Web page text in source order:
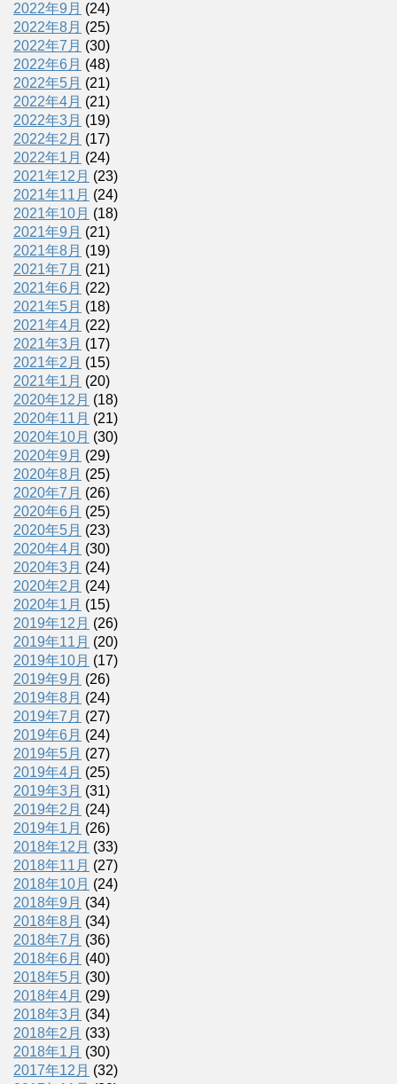
2022年9月 (24)
2022年8月 (25)
2022年7月 (30)
2022年6月 (48)
2022年5月 (21)
2022年4月 (21)
2022年3月 (19)
2022年2月 (17)
2022年1月 (24)
2021年12月 (23)
2021年11月 (24)
2021年10月 (18)
2021年9月 (21)
2021年8月 (19)
2021年7月 (21)
2021年6月 (22)
2021年5月 (18)
2021年4月 (22)
2021年3月 (17)
2021年2月 (15)
2021年1月 (20)
2020年12月 (18)
2020年11月 (21)
2020年10月 (30)
2020年9月 (29)
2020年8月 (25)
2020年7月 (26)
2020年6月 (25)
2020年5月 (23)
2020年4月 (30)
2020年3月 (24)
2020年2月 (24)
2020年1月 (15)
2019年12月 (26)
2019年11月 (20)
2019年10月 (17)
2019年9月 (26)
2019年8月 (24)
2019年7月 (27)
2019年6月 (24)
2019年5月 (27)
2019年4月 (25)
2019年3月 (31)
2019年2月 (24)
2019年1月 (26)
2018年12月 (33)
2018年11月 (27)
2018年10月 (24)
2018年9月 (34)
2018年8月 (34)
2018年7月 (36)
2018年6月 (40)
2018年5月 (30)
2018年4月 (29)
2018年3月 (34)
2018年2月 (33)
2018年1月 (30)
2017年12月 (32)